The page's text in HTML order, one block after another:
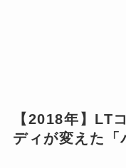
【2018年】LT
ディが変えた「